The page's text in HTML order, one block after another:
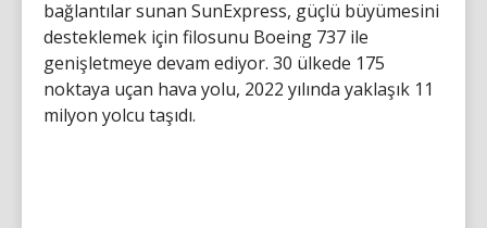
bağlantılar sunan SunExpress, güçlü büyümesini
desteklemek için filosunu Boeing 737 ile
genişletmeye devam ediyor. 30 ülkede 175
noktaya uçan hava yolu, 2022 yılında yaklaşık 11
milyon yolcu taşıdı.